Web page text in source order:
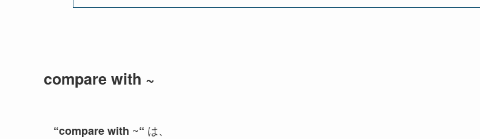
compare with ~
“compare with ~“ は、